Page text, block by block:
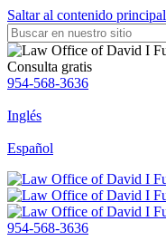
Saltar al contenido principal
Consulta gratis
954-568-3636
Inglés
Español
954-568-3636